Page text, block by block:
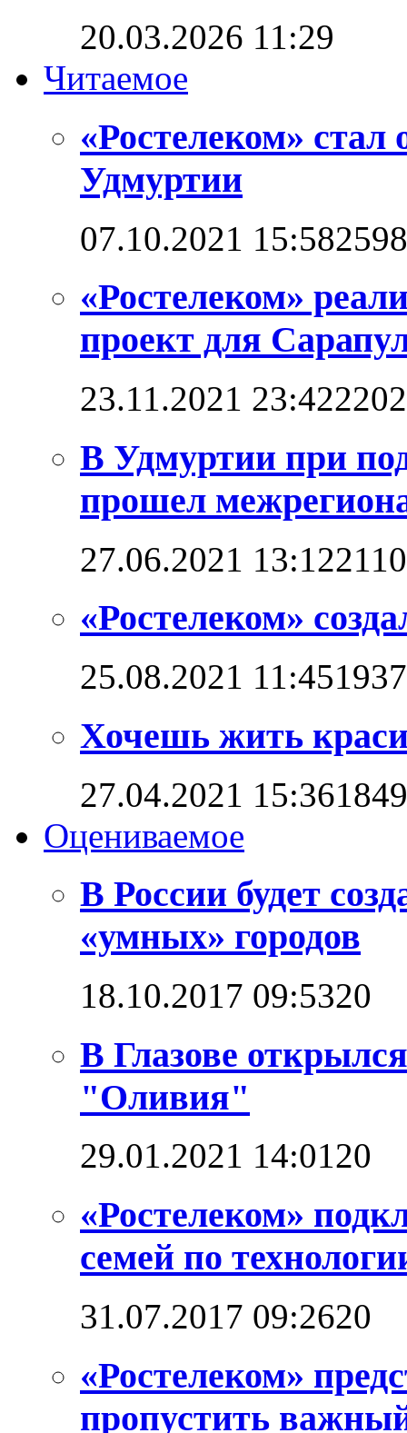
20.03.2026 11:29
Читаемое
«Ростелеком» стал
Удмуртии
07.10.2021 15:58
«Ростелеком»
проект для
23.11.2021 23:42
В Удмуртии при
прошел
27.06.2021 13:12
«Ростелеком»
25.08.2021 11:45
Хочешь жить
27.04.2021 15:36
Оцениваемое
В России будет
«умных» городов
18.10.2017 09:5320
В Глазове
"Оливия"
29.01.2021 14:0120
«Ростелеком»
семей по
31.07.2017 09:2620
«Ростелеком»
пропустить